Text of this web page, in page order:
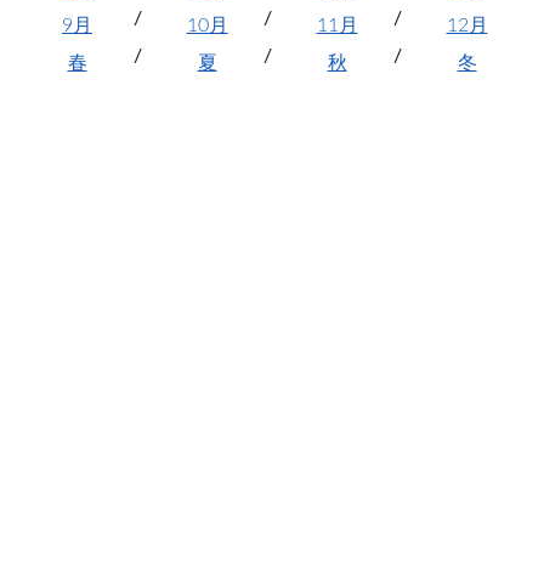
9月
10月 11月
12月
春
夏 秋 冬